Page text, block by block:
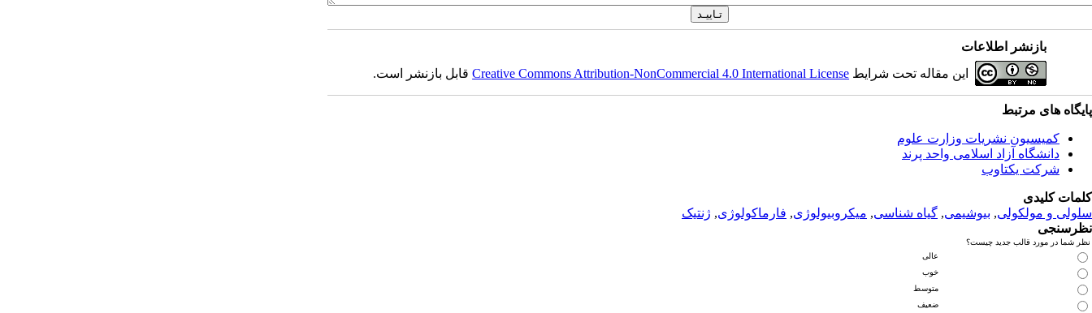
بازنشر اطلاعات
این مقاله تحت شرایط Creative Commons Attribution-NonCommercial 4.0 International Licenseقابل بازنشر است.
پایگاه های مرتبط
کمیسیون نشریات وزارت علوم
دانشگاه آزاد اسلامی واحد پرند
شرکت یکتاوب
کلمات کلیدی
سلولی و مولکولی, بیوشیمی, گیاه شناسی, میکروبیولوژی, فارماکولوژی, ژنتیک
نظرسنجی
نظر شما در مورد قالب جدید چیست؟
عالی
خوب
متوسط
ضعیف